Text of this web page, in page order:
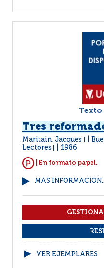
Texto
Tres
Maritain, Jacques
Lectores
1986
| En formato papel.
MÁS
VER EJEMPLARES